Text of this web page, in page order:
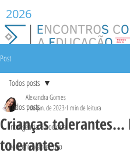
2026
Post
Todos posts
Inteligência Emocional
Concentração e Foco
Todos posts
Crianças tolerantes…
tolerantes
Alexandra Gomes
1 de jun. de 20231 min de leitura